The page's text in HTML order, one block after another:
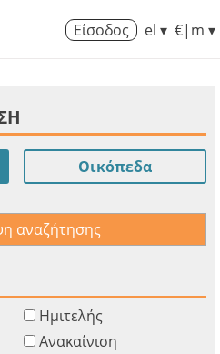
Είσοδος el ▾ €|m ▾
Οικόπεδα
αναζήτησης
Ημιτελής
Ανακαίνιση